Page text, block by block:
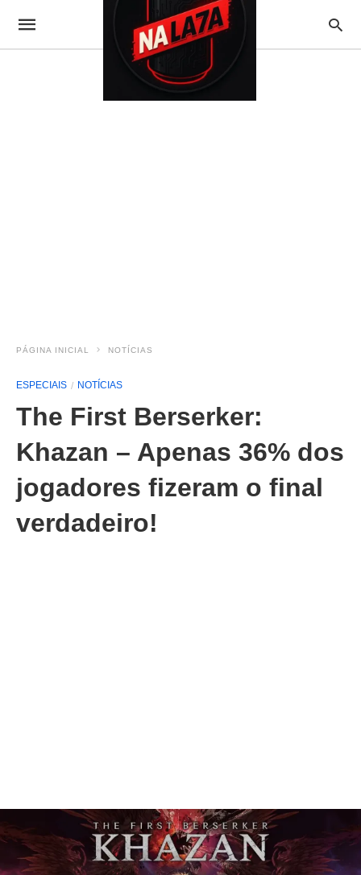
PÁGINA INICIAL NOTÍCIAS
ESPECIAIS NOTÍCIAS
The First Berserker:
Khazan – Apenas 36% dos
jogadores fizeram o final
verdadeiro!